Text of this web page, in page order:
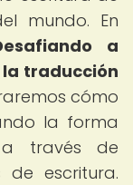
mundo. En
a
la traducción
cómo
la forma
través de
de escritura.